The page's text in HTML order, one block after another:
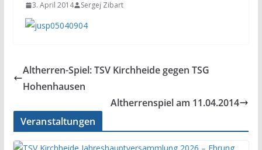
3. April 2014 Sergej Zibart
Altherren-Spiel: TSV Kirchheide gegen TSG
Hohenhausen
Altherrenspiel am 11.04.2014
Veranstaltungen